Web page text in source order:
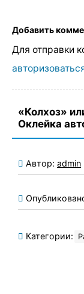
Добавить
Для отправки
«Колхоз»
Оклейка
Автор: admin
Категории: